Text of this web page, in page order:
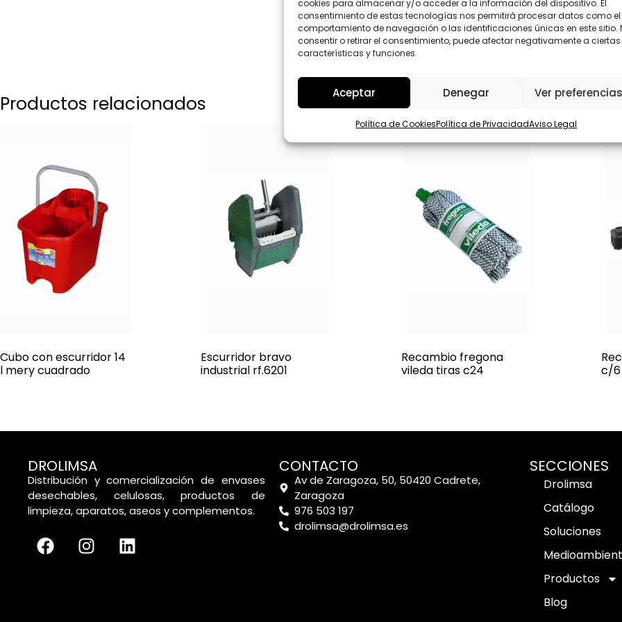
cookies para almacenar y/o acceder a la información del dispositivo. El
consentimiento de estas tecnologías nos permitirá procesar datos como el
comportamiento de navegación o las identificaciones únicas en este sitio.
consentir o retirar el consentimiento, puede afectar negativamente a ciertas
características y funciones.
Aceptar Denegar Ver
Política de CookiesPolítica de PrivacidadAviso Legal
D
*
Enviar
Productos relacionados
Cubo con escurridor 14
l mery cuadrado
Escurridor bravo
industrial rf.6201
Recambio fregona
vileda tiras c24
c/6
DROLIMSA
Distribución y comercialización de envases
desechables, celulosas, productos de
limpieza, aparatos, aseos y complementos.
CONTACTO
Av de Zaragoza, 50, 50420 Cadrete,
Zaragoza
976 503 197
drolimsa@drolimsa.es
SECCIONES
Drolimsa
Catálogo
Soluciones
Productos
Blog